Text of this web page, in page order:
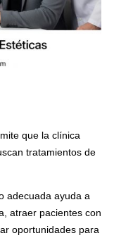
que la clínica
tratamientos de
adecuada ayuda a
atraer pacientes con
oportunidades para